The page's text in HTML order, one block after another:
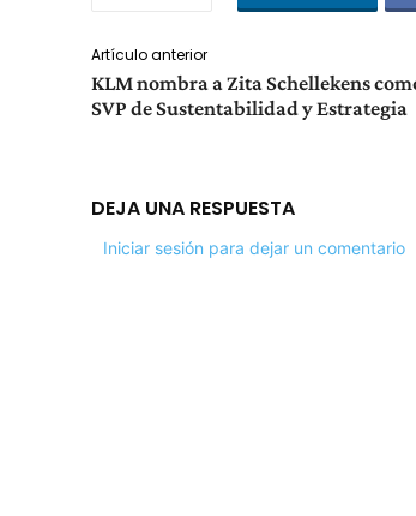
Artículo anterior
KLM nombra a Zita Schellekens
SVP de Sustentabilidad y Estrategia
DEJA UNA RESPUESTA
Iniciar sesión para dejar un comentario